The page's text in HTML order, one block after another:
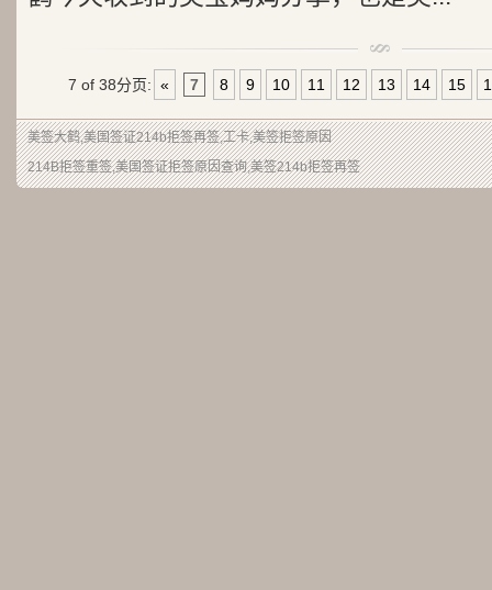
7 of 38分页: « 7 8 9 10 11 12 13 14 15
美签大鹤,美国签证214b拒签再签,工卡,美签拒签原因
214B拒签重签,美国签证拒签原因查询,美签214b拒签再签